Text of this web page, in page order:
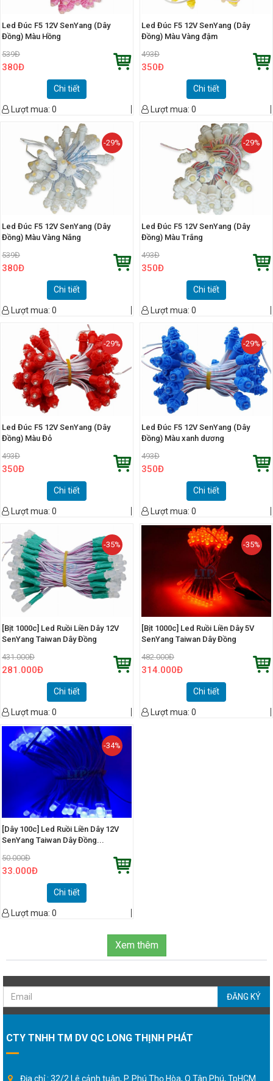
Led Đúc F5 12V SenYang (Dây
Đồng) Màu Hồng
539Đ
380Đ
Chi tiết
Lượt mua: 0
Led Đúc F5 12V SenYang (Dây
Đồng) Màu Vàng đậm
493Đ
350Đ
Chi tiết
Lượt mua: 0
-29%
Led Đúc F5 12V SenYang (Dây
Đồng) Màu Vàng Nắng
539Đ
380Đ
Chi tiết
Lượt mua: 0
-29%
Led Đúc F5 12V SenYang (Dây
Đồng) Màu Trắng
493Đ
350Đ
Chi tiết
Lượt mua: 0
-29%
Led Đúc F5 12V SenYang (Dây
Đồng) Màu Đỏ
493Đ
350Đ
Chi tiết
Lượt mua: 0
-29%
Led Đúc F5 12V SenYang (Dây
Đồng) Màu xanh dương
493Đ
350Đ
Chi tiết
Lượt mua: 0
-35%
[Bịt 1000c] Led Ruồi Liền Dây 12V
SenYang Taiwan Dây Đồng
431.000Đ
281.000Đ
Chi tiết
Lượt mua: 0
-35%
[Bịt 1000c] Led Ruồi Liền Dây 5V
SenYang Taiwan Dây Đồng
482.000Đ
314.000Đ
Chi tiết
Lượt mua: 0
-34%
[Dây 100c] Led Ruồi Liền Dây 12V
SenYang Taiwan Dây Đồng...
50.000Đ
33.000Đ
Chi tiết
Lượt mua: 0
Xem thêm
ĐĂNG KÝ
CTY TNHH TM DV QC LONG THỊNH PHÁT
Địa chỉ : 32/2 Lê cảnh tuân, P. Phú Thọ Hòa, Q.Tân Phú, TpHCM